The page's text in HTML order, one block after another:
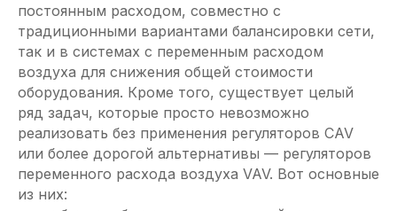
постоянным расходом, совместно с
традиционными вариантами балансировки сети,
так и в системах с переменным расходом
воздуха для снижения общей стоимости
оборудования. Кроме того, существует целый
ряд задач, которые просто невозможно
реализовать без применения регуляторов CAV
или более дорогой альтернативы — регуляторов
переменного расхода воздуха VAV. Вот основные
из них: